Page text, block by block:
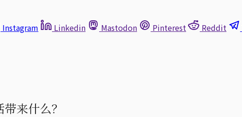
Instagram Linkedin Mastodon Pinterest Reddit
来什么？